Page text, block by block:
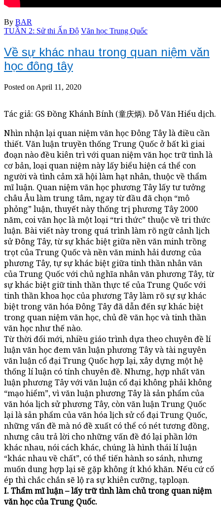
By BAR
TUẦN 2: Sử thi Ấn Độ Văn học Trung Quốc
Về sự khác nhau trong quan niệm văn
học đông tây
Posted on April 11, 2020
Tác giả: GS Đồng Khánh Bính (童庆炳). Đỗ Văn Hiểu dịch.
Nhìn nhận lại quan niệm văn học Đông Tây là điều cần
thiết. Văn luận truyền thống Trung Quốc ở bất kì giai
đoạn nào đều kiên trì với quan niệm văn học trữ tình là
cơ bản, loại quan niệm này lấy biểu hiện cá thể con
người và tình cảm xã hội làm hạt nhân, thuộc về thẩm
mĩ luận. Quan niệm văn học phương Tây lấy tư tưởng
châu Âu làm trung tâm, ngay từ đầu đã chọn “mô
phỏng” luận, thuyết này thống trị phương Tây 2000
năm, coi văn học là một loại “tri thức” thuộc về tri thức
luận. Bài viết này trong quá trình làm rõ ngữ cảnh lịch
sử Đông Tây, từ sự khác biệt giữa nền văn minh trồng
trọt của Trung Quốc và nền văn minh hải dương của
phương Tây, tự sự khác biệt giữa tinh thần nhân văn
của Trung Quốc với chủ nghĩa nhân văn phương Tây, từ
sự khác biệt giữ tinh thần thực tế của Trung Quốc với
tinh thần khoa học của phương Tây làm rõ sự sự khác
biệt trong văn hóa Đông Tây đã dẫn đến sự khác biệt
trong quan niệm văn học, chủ đề văn học và tinh thần
văn học như thế nào.
Từ thời đổi mới, nhiều giáo trình dựa theo chuyên đề lí
luận văn học đem văn luận phương Tây và tài nguyên
văn luận cổ đại Trung Quốc hợp lại, xây dựng một hệ
thống lí luận có tính chuyên đề. Nhưng, hợp nhất văn
luận phương Tây với văn luận cổ đại không phải không
“mạo hiểm”, vì văn luận phương Tây là sản phẩm của
văn hóa lịch sử phương Tây, còn văn luận Trung Quốc
lại là sản phẩm của văn hóa lịch sử cổ đại Trung Quốc,
những vấn đề mà nó đề xuất có thể có nét tương đồng,
nhưng câu trả lời cho những vấn đề đó lại phần lớn
khác nhau, nói cách khác, chúng là hình thái lí luận
“khác nhau về chất”, có thể tiến hành so sánh, nhưng
muốn dung hợp lại sẽ gặp không ít khó khăn. Nếu cứ cố
ép thì chắc chắn sẽ lộ ra sự khiên cưỡng, tạploạn.
I. Thẩm mĩ luận – lấy trữ tình làm chủ trong quan niệm
văn học của Trung Quốc.